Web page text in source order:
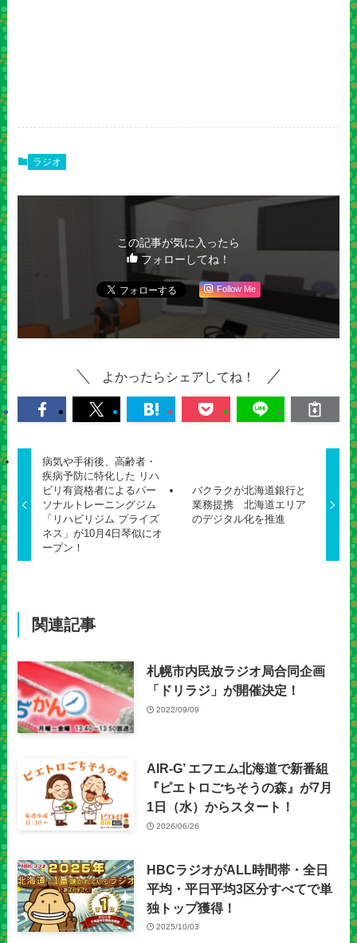
ラジオ
この記事が気に入ったら
フォローしてね！
Follow Me
よかったらシェアしてね！
病気や手術後、高齢者・
疾病予防に特化した リハ
ビリ有資格者によるパー
ソナルトレーニングジム
「リハビリジム プライズ
ネス」が10月4日琴似にオ
ープン！
バクラクが北海道銀行と
業務提携 北海道エリア
のデジタル化を推進
関連記事
札幌市内民放ラジオ局合同企画
「ドリラジ」が開催決定！
2022/09/09
AIR-G’ エフエム北海道で新番組
『ピエトロごちそうの森』が7月
1日（水）からスタート！
2026/06/26
HBCラジオがALL時間帯・全日
平均・平日平均3区分すべてで単
独トップ獲得！
2025/10/03